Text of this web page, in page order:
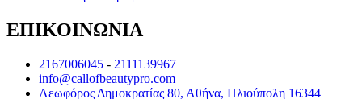
ΕΠΙΚΟΙΝΩΝΙΑ
2167006045 - 2111139967
info@callofbeautypro.com
Λεωφόρος Δημοκρατίας 80, Αθήνα, Ηλιούπολη 16344